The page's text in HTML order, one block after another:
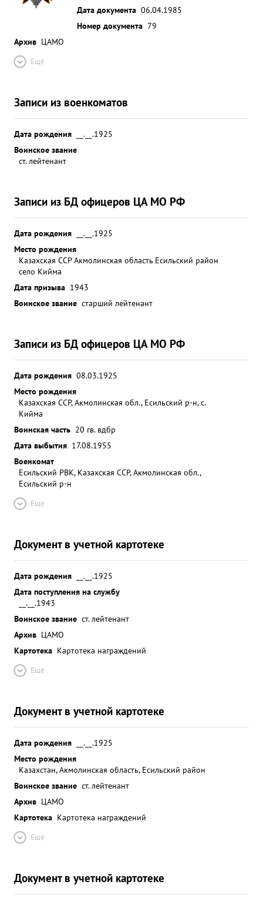
Дата документа 06.04.1985
Номер документа 79
Архив ЦАМО
Ещё
Записи из военкоматов
Дата рождения
__.__.1925
Воинское звание
ст. лейтенант
Записи из БД офицеров ЦА МО РФ
Дата рождения
__.__.1925
Место рождения
Казахская ССР Акмолинская область Есильский район
село Кийма
Дата призыва 1943
Воинское звание старший лейтенант
Записи из БД офицеров ЦА МО РФ
Дата рождения 08.03.1925
Место рождения
Казахская ССР, Акмолинская обл., Есильский р-н, с.
Кийма
Воинская часть 20 гв. вдбр
Дата выбытия 17.08.1955
Военкомат
Есильский РВК, Казахская ССР, Акмолинская обл.,
Есильский р-н
Ещё
Документ в учетной картотеке
Дата рождения
__.__.1925
Дата поступления на службу
__.__.1943
Воинское звание ст. лейтенант
Архив ЦАМО
Картотека Картотека награждений
Ещё
Документ в учетной картотеке
Дата рождения
__.__.1925
Место рождения
Казахстан, Акмолинская область, Есильский район
Воинское звание ст. лейтенант
Архив ЦАМО
Картотека Картотека награждений
Ещё
Документ в учетной картотеке